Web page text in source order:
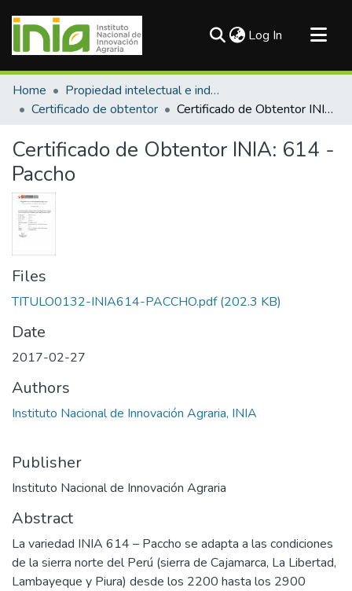
Log In (current)
Communities & Collections
All of DSpace
Home
Propiedad intelectual e industrial
Certificado de obtentor
Certificado de Obtentor INIA: 614 - Paccho
Certificado de Obtentor INIA: 614 -
Paccho
Files
TITULO0132-INIA614-PACCHO.pdf(202.3 KB)
Date
2017-02-27
Authors
Instituto Nacional de Innovación Agraria, INIA
Publisher
Instituto Nacional de Innovación Agraria
Abstract
La variedad INIA 614 – Paccho se adapta a las condiciones
de la sierra norte del Perú (sierra de Cajamarca, La Libertad,
Lambayeque y Piura) desde los 2200 hasta los 2900